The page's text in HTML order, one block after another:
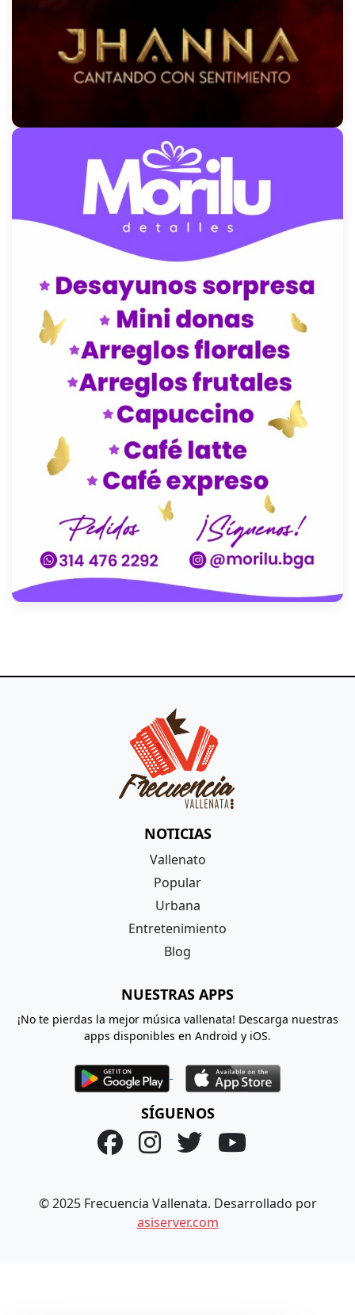
NOTICIAS
Vallenato
Popular
Urbana
Entretenimiento
Blog
NUESTRAS APPS
¡No te pierdas la mejor música vallenata! Descarga nuestras
apps disponibles en Android y iOS.
SÍGUENOS
© 2025 Frecuencia Vallenata. Desarrollado por
asiserver.com